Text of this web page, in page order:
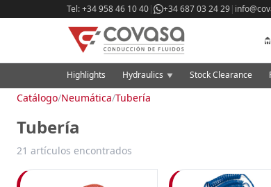
Tel: +34 958 46 10 40| +34 687 03 24 29|
Highlights Hydraulics ▼ Stock Clearance
Catálogo/Neumática/Tubería
Tubería
21 artículos encontrados